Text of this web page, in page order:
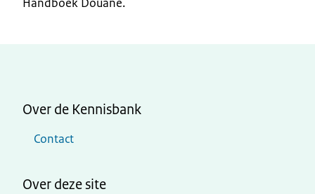
Over de Kennisbank
Contact
Over deze site